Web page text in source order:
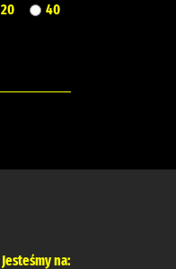
20 40
Jesteśmy na: